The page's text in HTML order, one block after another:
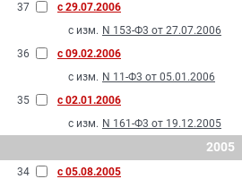
37
с 29.07.2006
с изм. N 153-Ф3 от 27.07.2006
36
с 09.02.2006
с изм. N 11-Ф3 от 05.01.2006
35
с 02.01.2006
с изм. N 161-Ф3 от 19.12.2005
2005
34
с 05.08.2005